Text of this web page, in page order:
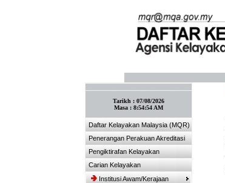
Tarikh : 07/08/2026
Masa : 8:54:54 AM
Daftar Kelayakan Malaysia (MQR)
Penerangan Perakuan Akreditasi
Pengiktirafan Kelayakan
Carian Kelayakan
Institusi Awam/Kerajaan